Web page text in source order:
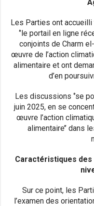
Les Parties ont
‘’le portail en ligne
conjoints de Charm
œuvre de l’action
alimentaire et ont
d’en
Les discussions ‘’se
juin 2025, en se
œuvre l’action
alimentaire’’ dans
Caractéristiques
Sur ce point, les
l’examen des